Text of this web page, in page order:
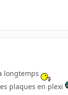
longtemps
plaques en plexi